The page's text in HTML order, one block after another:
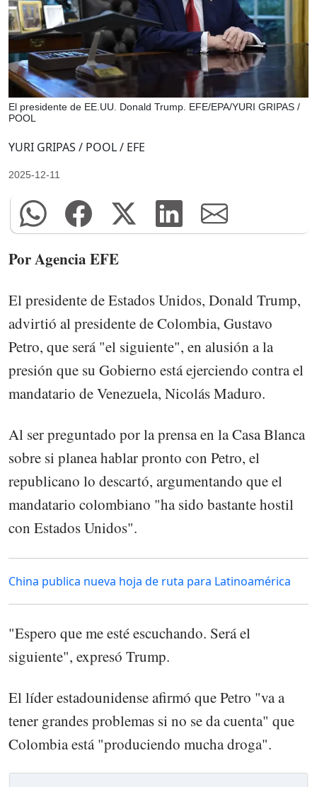
El presidente de EE.UU. Donald Trump. EFE/EPA/YURI GRIPAS /
POOL
YURI GRIPAS / POOL / EFE
2025-12-11
Por Agencia EFE
El presidente de Estados Unidos, Donald Trump,
advirtió al presidente de Colombia, Gustavo
Petro, que será "el siguiente", en alusión a la
presión que su Gobierno está ejerciendo contra el
mandatario de Venezuela, Nicolás Maduro.
Al ser preguntado por la prensa en la Casa Blanca
sobre si planea hablar pronto con Petro, el
republicano lo descartó, argumentando que el
mandatario colombiano "ha sido bastante hostil
con Estados Unidos".
China publica nueva hoja de ruta para Latinoamérica
"Espero que me esté escuchando. Será el
siguiente", expresó Trump.
El líder estadounidense afirmó que Petro "va a
tener grandes problemas si no se da cuenta" que
Colombia está "produciendo mucha droga".